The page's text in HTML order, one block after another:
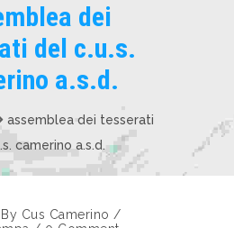
dei
del c.u.s.
a.s.d.
assemblea dei tesserati
camerino a.s.d.
By Cus Camerino /